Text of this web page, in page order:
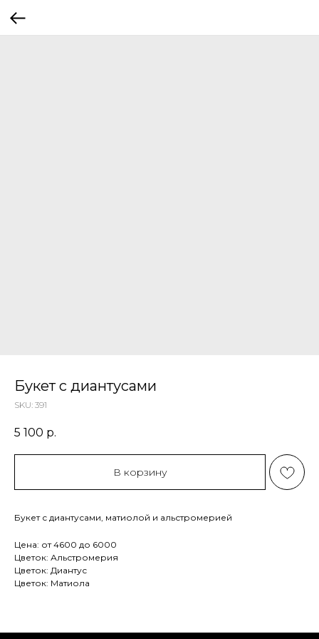
Букет с диантусами
SKU: 391
5 100 р.
В корзину
Букет с диантусами, матиолой и альстромерией
Цена: от 4600 до 6000
Цветок: Альстромерия
Цветок: Диантус
Цветок: Матиола